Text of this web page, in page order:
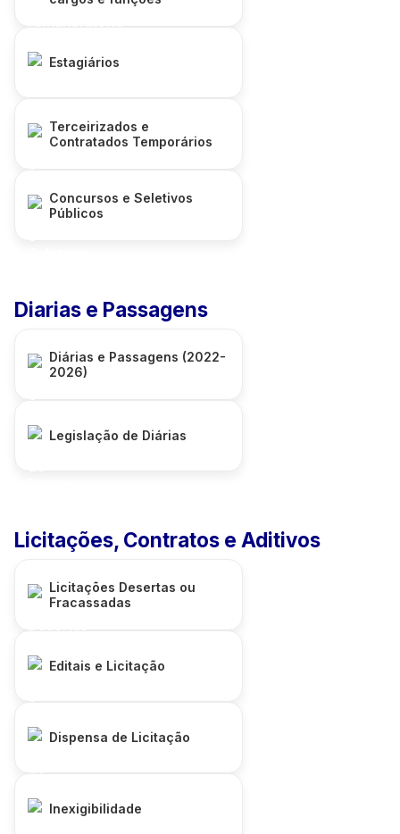
Estagiários
Terceirizados e
Contratados Temporários
Concursos e Seletivos
Públicos
Diarias e Passagens
Diárias e Passagens (2022-
2026)
Legislação de Diárias
Licitações, Contratos e Aditivos
Licitações Desertas ou
Fracassadas
Editais e Licitação
Dispensa de Licitação
Inexigibilidade